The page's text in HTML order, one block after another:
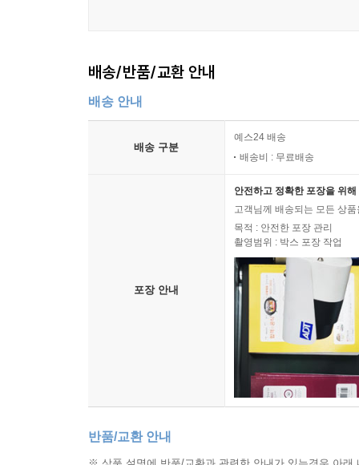
배송/반품/교환 안내
배송 안내
배송 구분
예스24 배송
배송비 : 무료배송
포장 안내
안전하고 정확한 포장을 위
고객님께 배송되는 모든 상
목적 : 안전한 포장 관리
촬영범위 : 박스 포장 작업
반품/교환 안내